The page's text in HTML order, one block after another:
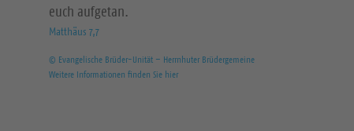
euch aufgetan.
Matthäus 7,7
© Evangelische Brüder-Unität – Herrnhuter Brüdergemeine
Weitere Informationen finden Sie hier